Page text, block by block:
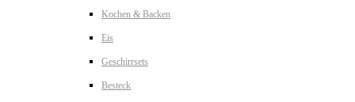
Kochen & Backen
Eis
Geschirrsets
Besteck